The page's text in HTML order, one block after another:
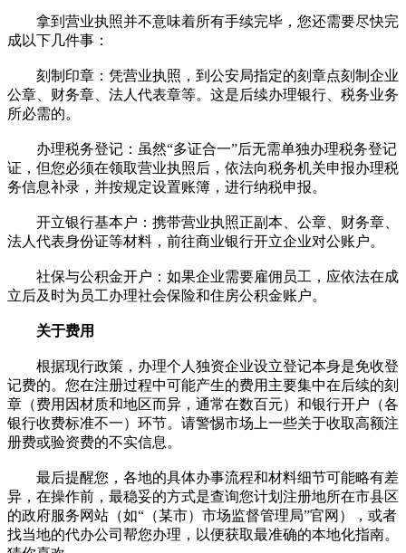
拿到营业执照并不意味着所有手续完毕，您还需要尽快完
成以下几件事：
刻制印章：凭营业执照，到公安局指定的刻章点刻制企业
公章、财务章、法人代表章等。这是后续办理银行、税务业务
所必需的。
办理税务登记：虽然“多证合一”后无需单独办理税务登记
证，但您必须在领取营业执照后，依法向税务机关申报办理税
务信息补录，并按规定设置账簿，进行纳税申报。
开立银行基本户：携带营业执照正副本、公章、财务章、
法人代表身份证等材料，前往商业银行开立企业对公账户。
社保与公积金开户：如果企业需要雇佣员工，应依法在成
立后及时为员工办理社会保险和住房公积金账户。
关于费用
根据现行政策，办理个人独资企业设立登记本身是免收登
记费的。您在注册过程中可能产生的费用主要集中在后续的刻
章（费用因材质和地区而异，通常在数百元）和银行开户（各
银行收费标准不一）环节。请警惕市场上一些关于收取高额注
册费或验资费的不实信息。
最后提醒您，各地的具体办事流程和材料细节可能略有差
异，在操作前，最稳妥的方式是查询您计划注册地所在市县区
的政府服务网站（如“（某市）市场监督管理局”官网），或者
找当地的代办公司帮您办理，以便获取最准确的本地化指南。